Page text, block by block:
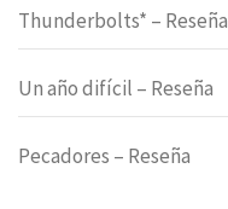
Thunderbolts* – Reseña
Un año difícil – Reseña
Pecadores – Reseña